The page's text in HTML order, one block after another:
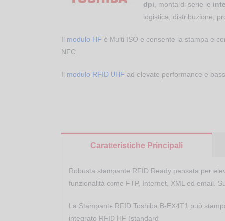
dpi , monta di serie le
logistica, distribuzione,
Il modulo HF è Multi ISO e consente la stampa e
NFC.
Il modulo RFID UHF ad elevate performance e
Caratteristiche Principali
Robusta stampante RFID Ready pensata per
funzionalità come FTP, Internet, XML ed email.
La Stampante RFID Toshiba B-EX4T1 può
integrato RFID HF (standard